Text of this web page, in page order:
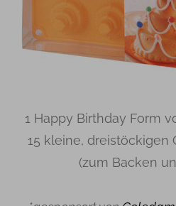
1 Happy Birthday Form
15 kleine, dreistöckigen
(zum Backen